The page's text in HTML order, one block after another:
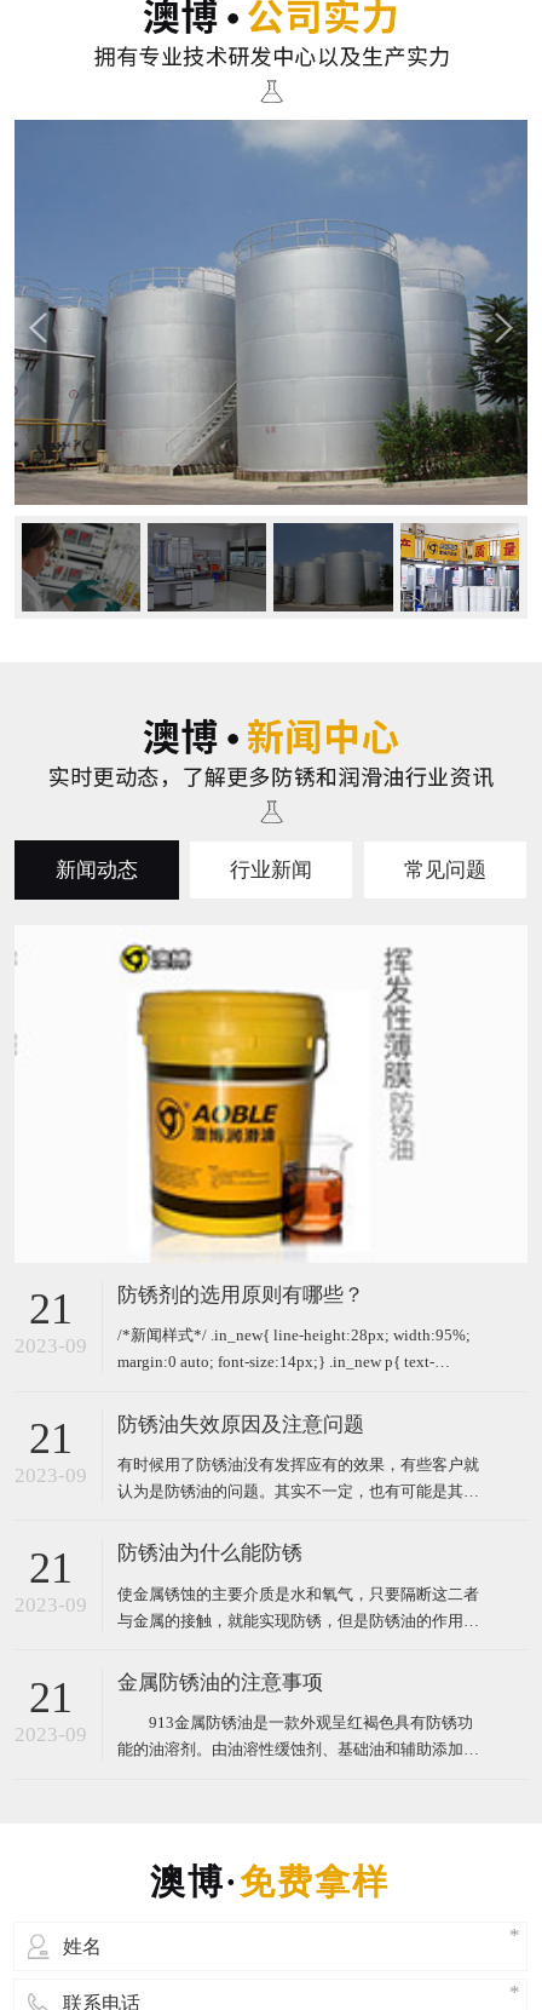
新闻动态 行业新闻 常见问题
21
2023-09
防锈剂的选用原则有哪些？
/*新闻样式*/ .in_new{ line-height:28px; width:95%;
margin:0 auto; font-size:14px;} .in_new p{ text-
级高效
21
2023-09
防锈油失效原因及注意问题
有时候用了防锈油没有发挥应有的效果，有些客户就
认为是防锈油的问题。其实不一定，也有可能是其他
用的范围与条件。现在澳博防锈油为您讲解防锈油失
21
2023-09
防锈油为什么能防锈
使金属锈蚀的主要介质是水和氧气，只要隔断这二者
与金属的接触，就能实现防锈，但是防锈油的作用并
油、菜油）也可以实现防锈了。有些客户就是用其他
膜在金属表面，没什么技术含量。那么，防锈油的防
锈原理究竟是怎样的呢
21
2023-09
金属防锈油的注意事项
913金属防锈油是一款外观呈红褐色具有防锈功
能的油溶剂。由油溶性缓蚀剂、基础油和辅助添加剂
或环烷酸的碱土金属